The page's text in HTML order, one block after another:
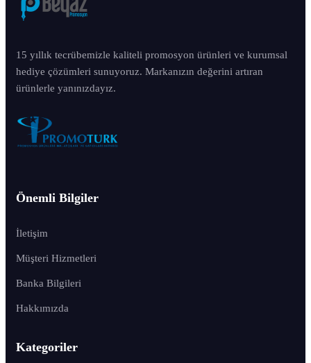
15 yıllık tecrübemizle kaliteli promosyon ürünleri ve kurumsal
hediye çözümleri sunuyoruz. Markanızın değerini artıran
ürünlerle yanınızdayız.
Önemli Bilgiler
İletişim
Müşteri Hizmetleri
Banka Bilgileri
Hakkımızda
Kategoriler